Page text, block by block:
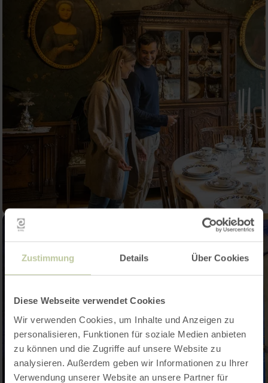
Zustimmung Details Über Cookies
Diese Webseite verwendet Cookies
Wir verwenden Cookies, um Inhalte und Anzeigen zu
personalisieren, Funktionen für soziale Medien anbieten
zu können und die Zugriffe auf unsere Website zu
analysieren. Außerdem geben wir Informationen zu Ihrer
Verwendung unserer Website an unsere Partner für